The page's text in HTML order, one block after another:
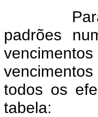
padrões
todos os
tabela: